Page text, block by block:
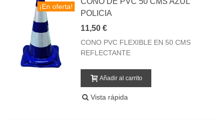
¡En oferta!
POLICIA
11,50 €
CONO PVC FLEXIBLE EN 50 CMS
REFLECTANTE
Añadir al carrito
Vista rápida